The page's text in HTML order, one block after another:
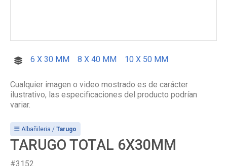
6 X 30 MM 8 X 40 MM 10 X 50 MM
Cualquier imagen o video mostrado es de carácter
ilustrativo, las especificaciones del producto podrían
variar.
Albañileria / Tarugo
TARUGO TOTAL 6X30MM
#3152